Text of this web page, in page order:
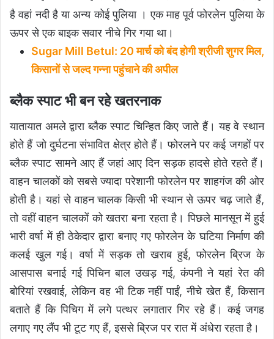
है वहां नदी है या अन्य कोई पुलिया । एक माह पूर्व फोरलेन पुलिया के
ऊपर से एक बाइक सवार नीचे गिर गया था।
Sugar Mill Betul: 20 मार्च को बंद होगी श्रीजी शुगर मिल,
किसानों से जल्द गन्ना पहुंचाने की अपील
ब्लैक स्पाट भी बन रहे खतरनाक
यातायात अमले द्वारा ब्लैक स्पाट चिन्हित किए जाते हैं। यह वे स्थान
होते हैं जो दुर्घटना संभावित क्षेत्र होते हैं। फोरलने पर कई जगहों पर
ब्लैक स्पाट सामने आए हैं जहां आए दिन सड़क हादसे होते रहते हैं।
वाहन चालकों को सबसे ज्यादा परेशानी फोरलेन पर शाहगंज की ओर
होती है। यहां से वाहन चालक किसी भी स्थान से ऊपर चढ़ जाते हैं,
तो वहीं वाहन चालकों को खतरा बना रहता है। पिछले मानसून में हुई
भारी वर्षा में ही ठेकेदार द्वारा बनाए गए फोरलेन के घटिया निर्माण की
कलई खुल गई। वर्षा में सड़क तो खराब हुई, फोरलेन ब्रिज के
आसपास बनाई गई पिचिन बाल उखड़ गई, कंपनी ने यहां रेत की
बोरियां रखवाई, लेकिन वह भी टिक नहीं पाईं, नीचे खेत हैं, किसान
बताते हैं कि पिचिग में लगे पत्थर लगातार गिर रहे हैं। कई जगह
लगाए गए लैंप भी टूट गए हैं, इससे ब्रिज पर रात में अंधेरा रहता है।